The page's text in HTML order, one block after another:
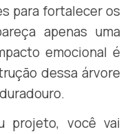
para fortalecer os
apenas uma
emocional é
dessa árvore
projeto, você vai